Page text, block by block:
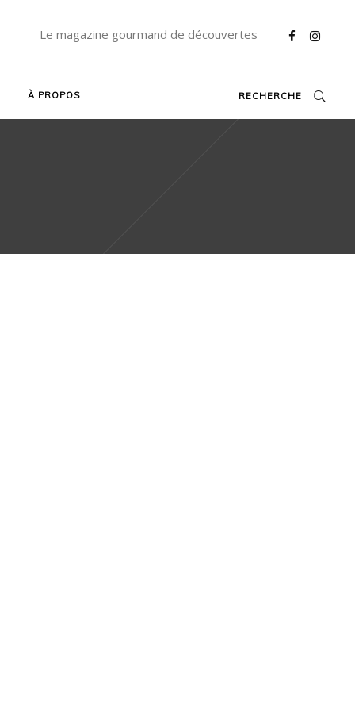
Le magazine gourmand de découvertes
À PROPOS RECHERCHE